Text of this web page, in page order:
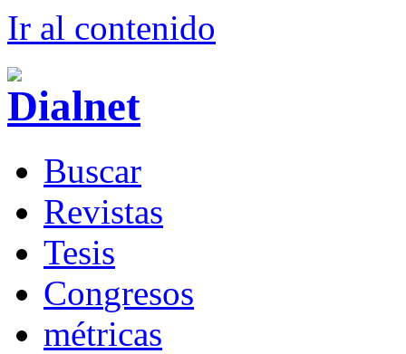
Ir al contenido
Buscar
Revistas
Tesis
Congresos
métricas